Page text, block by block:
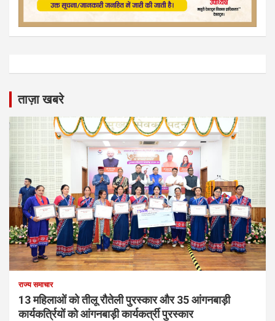
ताज़ा खबरे
राज्य समाचार
13 महिलाओं को तीलू रौतेली पुरस्कार और 35 आंगनबाड़ी
कार्यकर्त्रियों को आंगनबाड़ी कार्यकर्त्री पुरस्कार